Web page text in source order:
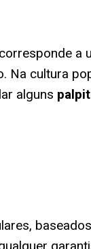
a
Na cultura
alguns